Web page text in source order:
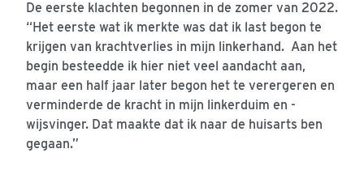
De eerste klachten begonnen in de zomer van 2022.
“Het eerste wat ik merkte was dat ik last begon te
krijgen van krachtverlies in mijn linkerhand. Aan het
begin besteedde ik hier niet veel aandacht aan,
maar een half jaar later begon het te verergeren en
verminderde de kracht in mijn linkerduim en -
wijsvinger. Dat maakte dat ik naar de huisarts ben
gegaan.”